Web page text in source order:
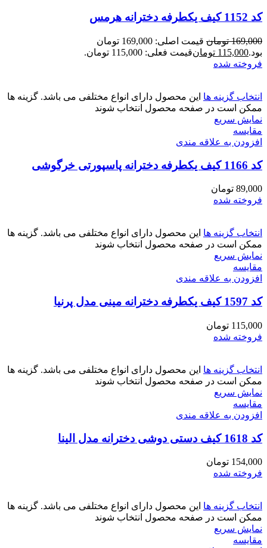
کد 1152 کیف یکطرفه دخترانه هرمس
169,000 تومان
قیمت اصلی: 169,000 تومان
بود.115,000 تومانقیمت فعلی: 115,000 تومان.
فروخته شده
انتخاب گزینه ها این محصول دارای انواع مختلفی می باشد. گزینه ها
ممکن است در صفحه محصول انتخاب شوند
نمایش سریع
مقايسه
افزودن به علاقه مندی
کد 1166 کیف یکطرفه دخترانه پاسپورتی خرگوشی
89,000 تومان
فروخته شده
انتخاب گزینه ها این محصول دارای انواع مختلفی می باشد. گزینه ها
ممکن است در صفحه محصول انتخاب شوند
نمایش سریع
مقايسه
افزودن به علاقه مندی
کد 1597 کیف یکطرفه دخترانه مینی مدل پرنیا
115,000 تومان
فروخته شده
انتخاب گزینه ها این محصول دارای انواع مختلفی می باشد. گزینه ها
ممکن است در صفحه محصول انتخاب شوند
نمایش سریع
مقايسه
افزودن به علاقه مندی
کد 1618 کیف دستی دوشی دخترانه مدل الینا
154,000 تومان
فروخته شده
انتخاب گزینه ها این محصول دارای انواع مختلفی می باشد. گزینه ها
ممکن است در صفحه محصول انتخاب شوند
نمایش سریع
مقايسه